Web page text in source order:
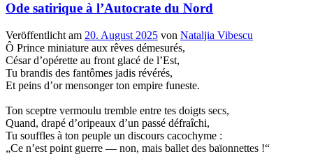
Ode satirique à l’Autocrate du Nord
Veröffentlicht am 20. August 2025 von Nataljia Vibescu
Ô Prince miniature aux rêves démesurés,
César d’opérette au front glacé de l’Est,
Tu brandis des fantômes jadis révérés,
Et peins d’or mensonger ton empire funeste.
Ton sceptre vermoulu tremble entre tes doigts secs,
Quand, drapé d’oripeaux d’un passé défraîchi,
Tu souffles à ton peuple un discours cacochyme :
„Ce n’est point guerre — non, mais ballet des baïonnettes !“